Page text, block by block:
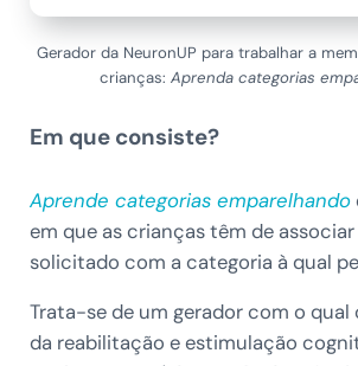
Gerador da NeuronUP para trabalhar a
crianças:Aprenda categorias
Em que consiste?
Aprende categorias emparelhando
em que as crianças têm de
solicitado com a categoria à qual
Trata-se de um gerador com o qual
da reabilitação e estimulação